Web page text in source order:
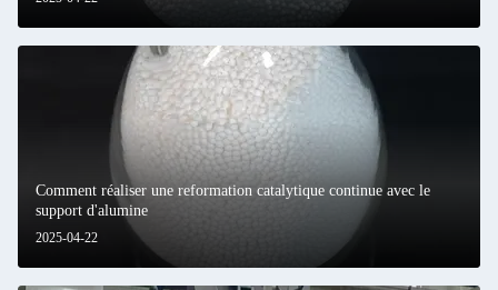
2025-04-22
Comment réaliser une reformation catalytique continue avec le
support d'alumine